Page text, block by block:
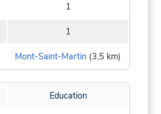
1
1
Mont-Saint-Martin (3,5 km)
Education